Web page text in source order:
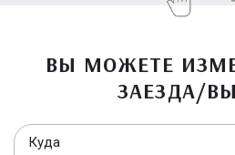
ВЫ МОЖЕТЕ
ЗАЕЗДА/
Куда